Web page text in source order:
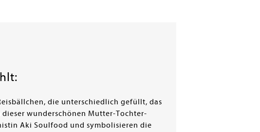
die unterschiedlich gefüllt, das
wunderschönen Mutter-Tochter-
Aki Soulfood und symbolisieren die